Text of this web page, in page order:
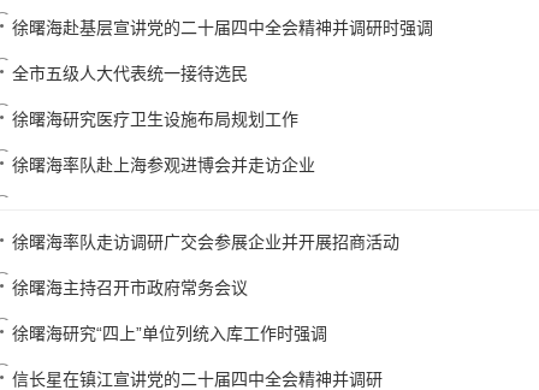
徐曙海赴基层宣讲党的二十届四中全会精神并调研时强调
全市五级人大代表统一接待选民
徐曙海研究医疗卫生设施布局规划工作
徐曙海率队赴上海参观进博会并走访企业
徐曙海率队走访调研广交会参展企业并开展招商活动
徐曙海主持召开市政府常务会议
徐曙海研究“四上”单位列统入库工作时强调
信长星在镇江宣讲党的二十届四中全会精神并调研